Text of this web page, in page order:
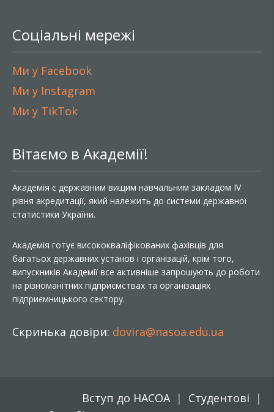
Соціальні мережі
Ми у Facebook
Ми у Instagram
Ми у TikTok
Вітаємо в Академії!
Академія є державним вищим навчальним закладом IV
рівня акредитації, який належить до системи державної
статистики України.
Академія готує висококваліфікованих фахівців для
багатьох державних установ і організацій, крім того,
випускників Академії все активніше запрошують до роботи
на різноманітних підприємствах та організаціях
підприємницького сектору.
Скринька довіри: dovira@nasoa.edu.ua
Вступ до НАСОА
Студентові